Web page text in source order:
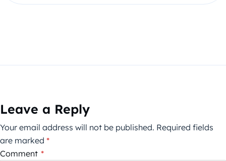
Leave a Reply
Your email address will not be published. Required fields
are marked *
Comment *